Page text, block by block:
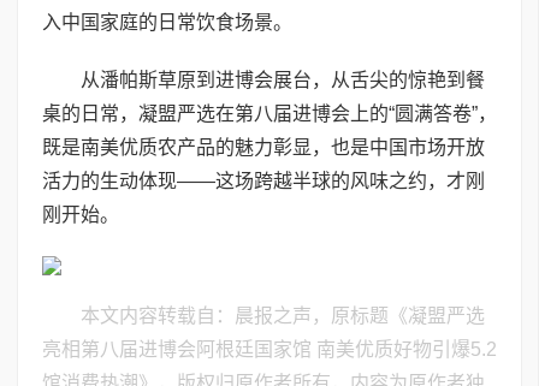
入中国家庭的日常饮食场景。
从潘帕斯草原到进博会展台，从舌尖的惊艳到餐
桌的日常，凝盟严选在第八届进博会上的“圆满答卷”，
既是南美优质农产品的魅力彰显，也是中国市场开放
活力的生动体现——这场跨越半球的风味之约，才刚
刚开始。
本文内容转载自：晨报之声，原标题《凝盟严选
亮相第八届进博会阿根廷国家馆 南美优质好物引爆5.2